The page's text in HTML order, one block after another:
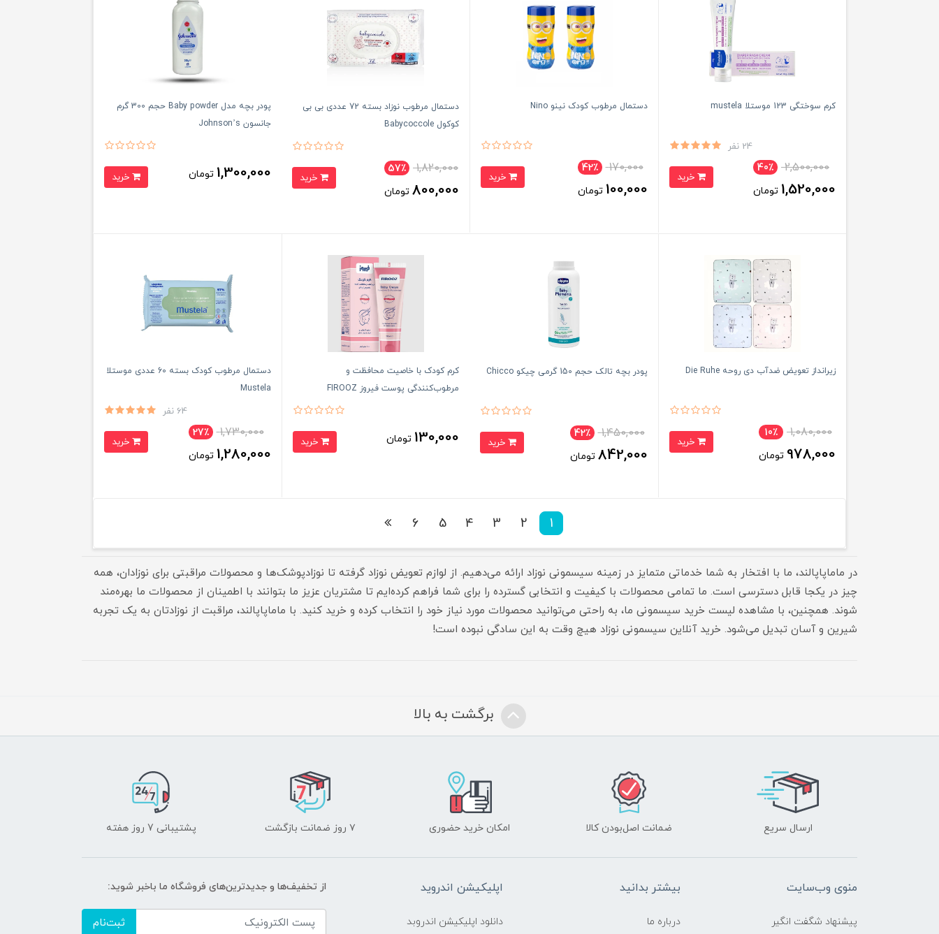
کرم سوختگی 123 موستلا mustela
24 نفر
2,500,000 40٪
1,520,000 تومان
خرید
دستمال مرطوب کودک نینو Nino
170,000 42٪
100,000 تومان
دستمال مرطوب نوزاد بسته 72 عددی بی بی
کوکول Babycoccole
1,820,000 57٪
800,000 تومان
خرید
پودر بچه مدل Baby powder حجم 300 گرم
جانسون Johnson’s
1,300,000 تومان
زیرانداز تعویض ضدآب دی روحه Die Ruhe
1,080,000 10٪
978,000 تومان
خرید
پودر بچه تالک حجم 150 گرمی چیکو Chicco
1,450,000 42٪
842,000 تومان
کرم کودک با خاصیت محافظت و
مرطوب‌کنندگی پوست فیروز FIROOZ
130,000 تومان خرید
دستمال مرطوب کودک بسته 60 عددی موستلا
Mustela
64 نفر
1,730,000 27٪
1,280,000 تومان
1
2
3
4
5
6
در ماماپاپالند، ما با افتخار به شما خدماتی متمایز در زمینه سیسمونی نوزاد ارائه می‌دهیم. از لوازم تعویض نوزاد گرفته تا نوزادپوشک‌ها و محصولات مراقبتی برای نوزادان، همه
چیز در یکجا قابل دسترسی است. ما تمامی محصولات با کیفیت و انتخابی گسترده را برای شما فراهم کرده‌ایم تا مشتریان عزیز ما بتوانند با اطمینان از محصولات ما بهره‌مند
شوند. همچنین، با مشاهده لیست خرید سیسمونی ما، به راحتی می‌توانید محصولات مورد نیاز خود را انتخاب کرده و خرید کنید. با ماماپاپالند، مراقبت از نوزادتان به یک تجربه
شیرین و آسان تبدیل می‌شود. خرید آنلاین سیسمونی نوزاد هیچ وقت به این سادگی نبوده است!
برگشت به بالا
ارسال سریع ضمانت اصل‌بودن کالا امکان خرید حضوری ۷ روز ضمانت بازگشت پشتیبانی 7 روز هفته
منوی وب‌سایت
پیشنهاد شگفت انگیر
بیشتر بدانید
درباره ما
اپلیکیشن اندروید
دانلود اپلیکیشن اندروبد
از تخفیف‌ها و جدیدترین‌های فروشگاه ما باخبر شوید:
ثبت‌نام